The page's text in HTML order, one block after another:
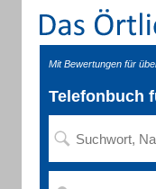
Mit Bewertungen für
Telefonbuch